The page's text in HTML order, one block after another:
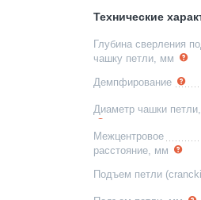
Технические
Глубина сверления
чашку петли, мм
Демпфирование
Диаметр чашки
Межцентровое
расстояние, мм
Подъем петли